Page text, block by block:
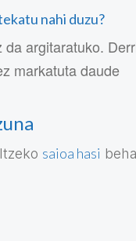
nahi duzu?
da argitaratuko.
markatuta daude
saioa hasi